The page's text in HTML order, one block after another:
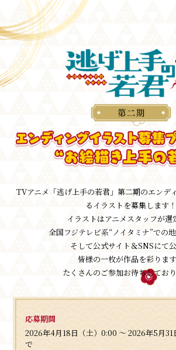
TVアニメ「逃げ上手の若君」第二期のエンデ
るイラストを募集します！
イラストはアニメスタッフが選
全国フジテレビ系“ノイタミナ”での地
そして公式サイト＆SNSにて公
皆様の一枚が作品を彩ります
たくさんのご参加お待ちしており
応募期間
2026年4月18日（土）0:00 〜 2026年5月31
で